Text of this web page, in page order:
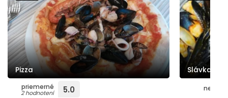
Pizza
priemerné
2 hodnotení 5.0
Slávka